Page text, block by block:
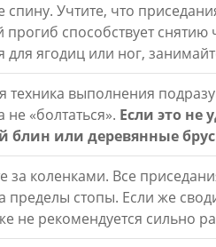
спину. Учтите, что
способствует снятию
для ягодиц или ног,
техника выполнения
не «болтаться». Если это не
блин или деревянные
за коленками. Все
пределы стопы. Если же
не рекомендуется сильно